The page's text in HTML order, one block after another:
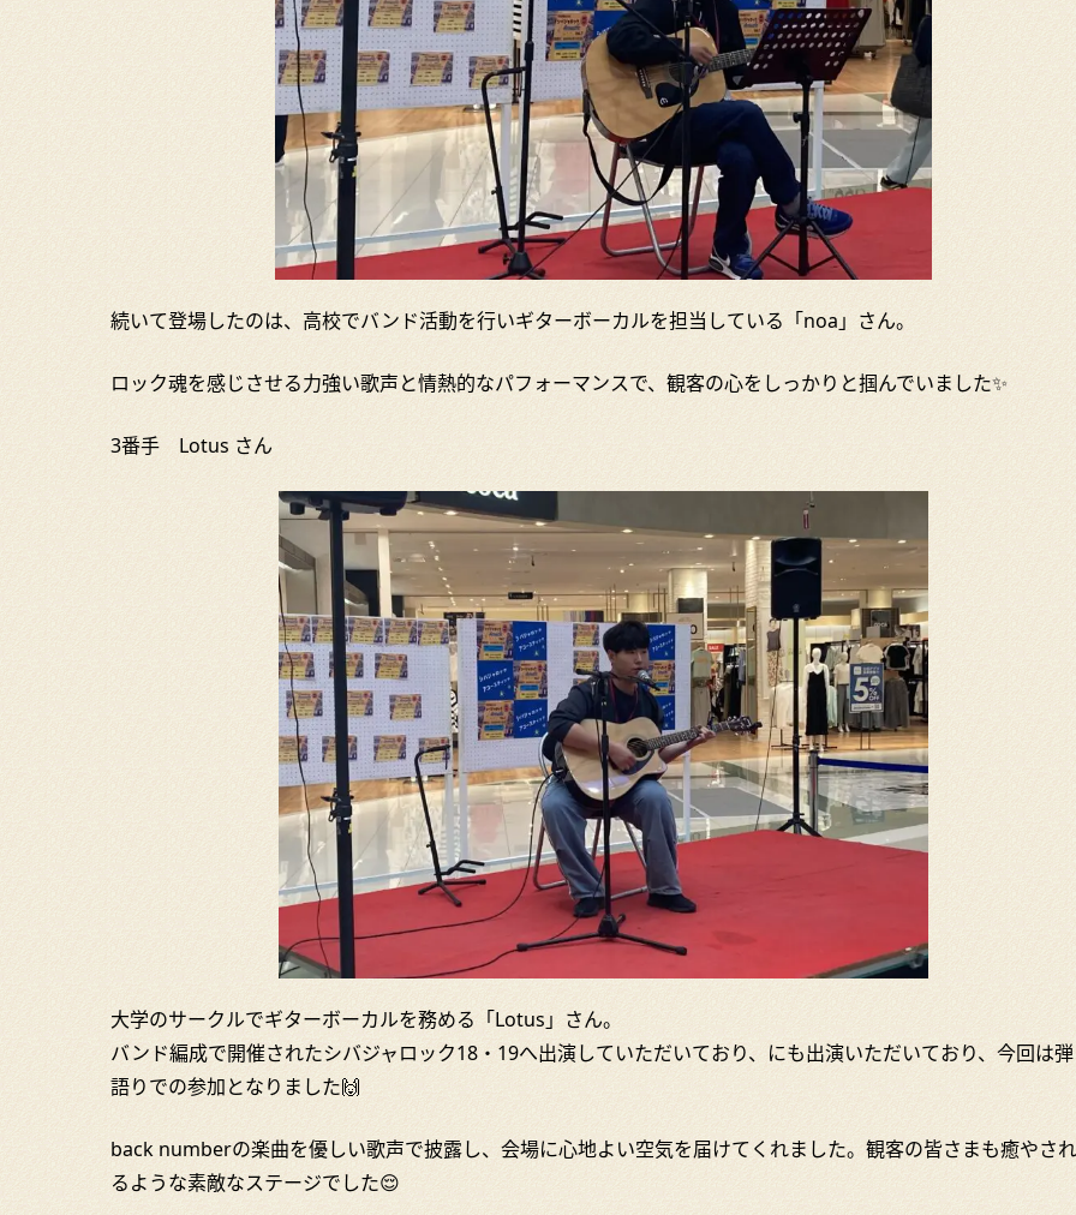
続いて登場したのは、高校でバンド活動を行いギターボーカルを担当している「noa」さん。
ロック魂を感じさせる力強い歌声と情熱的なパフォーマンスで、観客の心をしっかりと掴んでいました✨
3番手 Lotus さん
大学のサークルでギターボーカルを務める「Lotus」さん。
バンド編成で開催されたシバジャロック18・19へ出演していただいており、にも出演いただいており、今回は
語りでの参加となりました🙌
back numberの楽曲を優しい歌声で披露し、会場に心地よい空気を届けてくれました。観客の皆さまも癒やさ
るような素敵なステージでした😌